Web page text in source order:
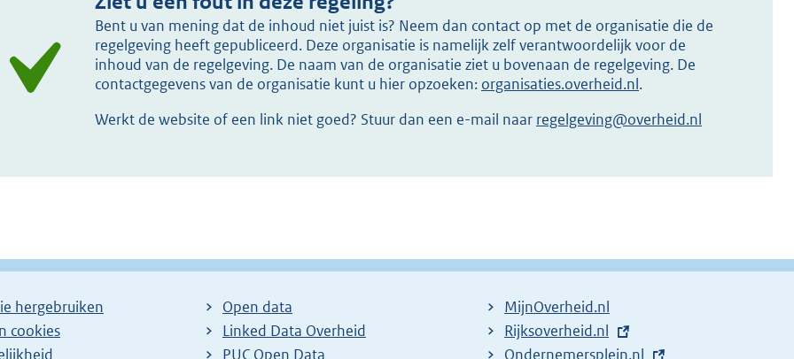
Bent u van mening dat de inhoud niet juist is? Neem dan contact op met de organisatie die de
regelgeving heeft gepubliceerd. Deze organisatie is namelijk zelf verantwoordelijk voor de
inhoud van de regelgeving. De naam van de organisatie ziet u bovenaan de regelgeving. De
contactgegevens van de organisatie kunt u hier opzoeken: organisaties.overheid.nl.
Werkt de website of een link niet goed? Stuur dan een e-mail naar regelgeving@overheid.nl
hergebruiken
cookies
Open data
Linked Data Overheid
PUC Open Data
MijnOverheid.nl
E
x
Rijksoverheid.nl
E
Ondernemersplein.nl